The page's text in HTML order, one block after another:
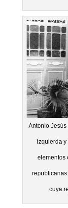
Antonio
izquierda y
elementos
cuya